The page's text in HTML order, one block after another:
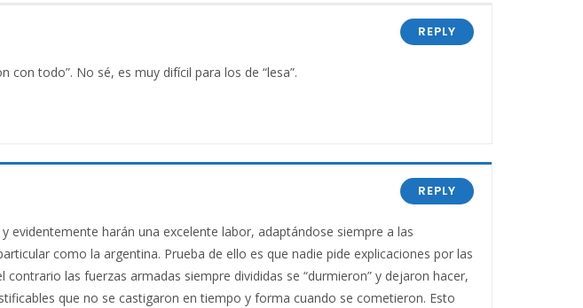
REPLY
con todo”. No sé, es muy difícil para los de “lesa”.
REPLY
evidentemente harán una excelente labor, adaptándose siempre a las
como la argentina. Prueba de ello es que nadie pide explicaciones por las
las fuerzas armadas siempre divididas se “durmieron” y dejaron hacer,
que no se castigaron en tiempo y forma cuando se cometieron. Esto